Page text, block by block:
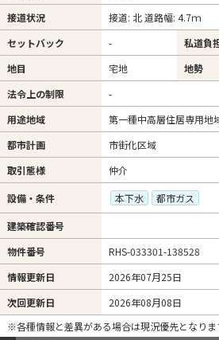
接道状況
接道: 北 道路幅: 4.7ｍ
セットバック
- 私道負
地目
宅地
地勢
法令上の制限
-
用途地域
第一種中高層住居専用地
都市計画
市街化区域
取引態様
仲介
設備・条件 本下水 都市ガス
建築確認番号
物件番号
RHS-033301-138528
情報更新日
2026年07月25日
次回更新日
2026年08月08日
※各種情報と差異がある場合は現況優先となりま